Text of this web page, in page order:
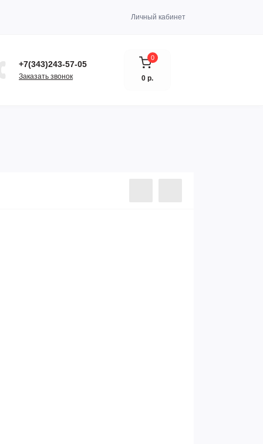
Личный кабинет
+7(343)243-57-05
Заказать звонок
0
0 р.